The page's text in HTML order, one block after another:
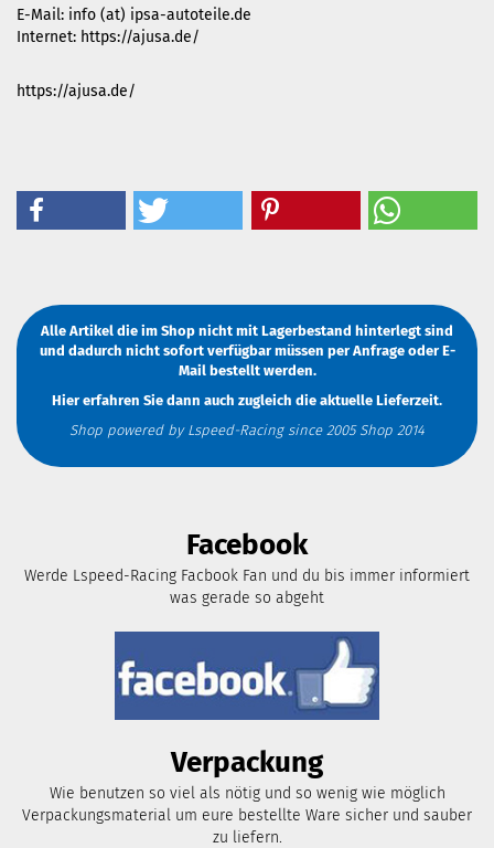
E-Mail: info (at) ipsa-autoteile.de
Internet: https://ajusa.de/
https://ajusa.de/
Alle Artikel die im Shop nicht mit Lagerbestand hinterlegt sind
und dadurch nicht sofort verfügbar müssen per AnfrageoderE-
Mailbestellt werden.
Hier erfahren Sie dann auch zugleich die aktuelle Lieferzeit.
Shop powered by Lspeed-Racing since 2005 Shop 2014
Facebook
Werde Lspeed-Racing Facbook Fan und du bis immer informiert
was gerade so abgeht
Verpackung
Wie benutzen so viel als nötig und so wenig wie möglich
Verpackungsmaterial um eure bestellte Ware sicher und sauber
zu liefern.